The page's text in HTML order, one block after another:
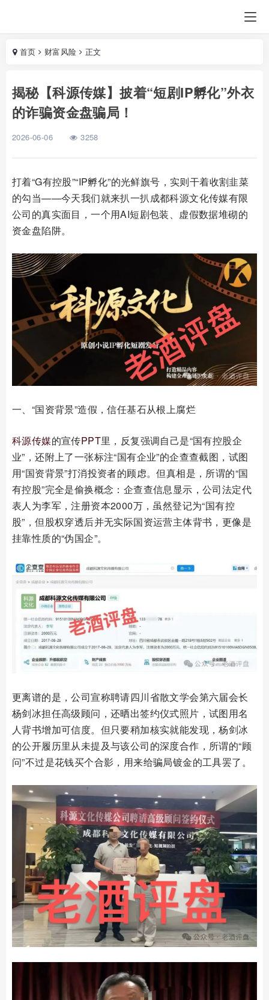
首页 财富风险 正文
揭秘【科源传媒】披着“短剧IP孵化”外衣
的诈骗资金盘骗局！
2026-06-06 3258
打着“G有控股”“IP孵化”的光鲜旗号，实则干着收割韭菜
的勾当——今天我们就来扒一扒成都科源文化传媒有限
公司的真实面目，一个用AI短剧包装、虚假数据堆砌的
资金盘陷阱。
一、“国资背景”造假，信任基石从根上腐烂
科源传媒的宣传PPT里，反复强调自己是“国有控股企
业”，还附上了一张标注“国有企业”的企查查截图，试图
用“国资背景”打消投资者的顾虑。但真相是，所谓的“国
有控股”完全是偷换概念：企查查信息显示，公司法定代
表人为李军，注册资本2000万，虽然登记为“国有控
股”，但股权穿透后并无实际国资运营主体背书，更像是
挂靠性质的“伪国企”。
更离谱的是，公司宣称聘请四川省散文学会第六届会长
杨剑冰担任高级顾问，还晒出签约仪式照片，试图用名
人背书增加可信度。但只要稍加核实就能发现，杨剑冰
的公开履历里从未提及与该公司的深度合作，所谓的“顾
问”不过是花钱买个合影，用来给骗局镀金的工具罢了。